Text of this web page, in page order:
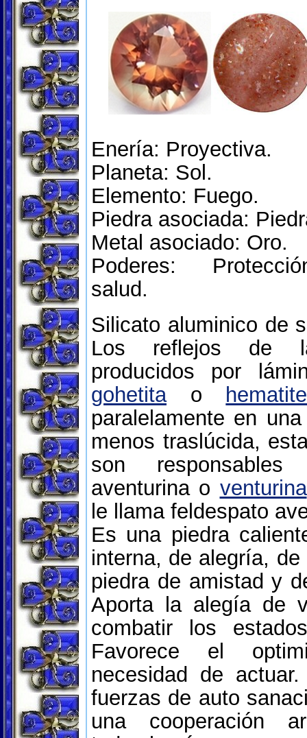
Enería: Proyectiva.
Planeta: Sol.
Elemento: Fuego.
Piedra asociada:
Metal asociado: Oro.
Poderes:
salud.
Silicato aluminico de
Los reflejos de
producidos por
gohetitao hematite
paralelamente en
menos traslúcida,
son
aventurina o venturina
le llama feldespato
Es una piedra
interna, de alegría,
piedra de amistad y
Aporta la alegía de
combatir los
Favorece el
necesidad de
fuerzas de auto
una cooperación